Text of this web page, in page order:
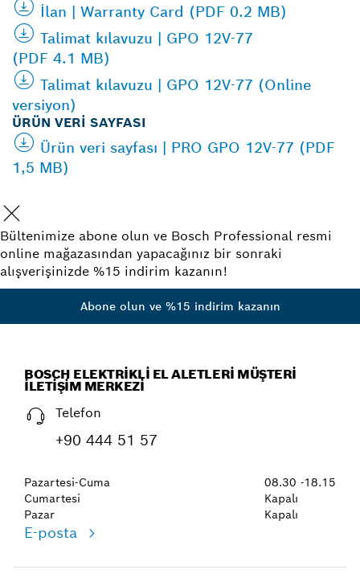
İlan | Warranty Card (PDF 0.2 MB)
Talimat kılavuzu | GPO 12V-77
(PDF 4.1 MB)
Talimat kılavuzu | GPO 12V-77 (Online
versiyon)
ÜRÜN VERI SAYFASI
Ürün veri sayfası | PRO GPO 12V-77 (PDF
1,5 MB)
Bültenimize abone olun ve Bosch Professional resmi
online mağazasından yapacağınız bir sonraki
alışverişinizde %15 indirim kazanın!
Abone olun ve %15 indirim kazanın
BOSCH ELEKTRIKLI EL ALETLERI MÜŞTERI
İLETIŞIM MERKEZI
Telefon
+90 444 51 57
Pazartesi-Cuma
Cumartesi
Pazar
08.30 -18.15
Kapalı
Kapalı
E-posta